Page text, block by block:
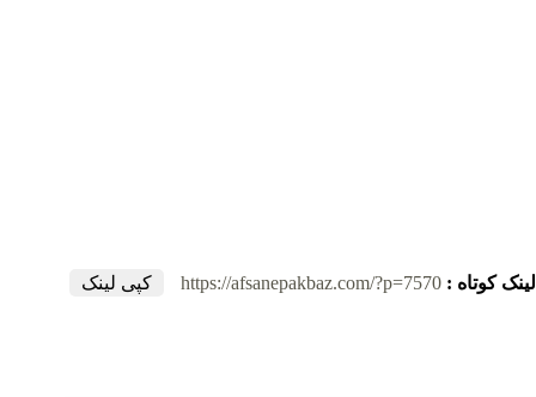
لینک کوتاه : https://afsanepakbaz.com/?p=7570 کپی لینک